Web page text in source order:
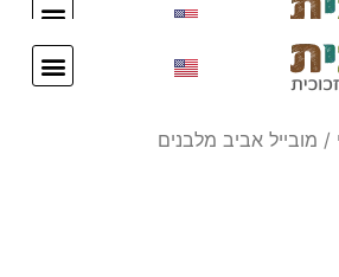
/ מובייל אביב מלבנים